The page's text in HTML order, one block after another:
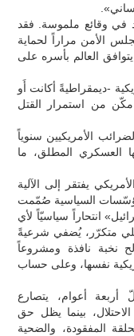
في وقائع ملموسة. فقد
الأمن مراراً لحماية
العالم بأسره على
-ديمقراطيةً أكانت أَو
مكّن من استمرار القتل
الأمريكيين سنوياً
العسكري المطلق، ما
يفتقر إلى الآلية
السياسية صُمّمت
انتحاراً سياسيّاً لأي
متكرّر، يُضفي شرعيةً
نخبة نافذة ومشروعاً
نفسها، وعلى حساب
أربعة أعوام، يتصارع
بينما يظل حق
المفقودة، والضحية